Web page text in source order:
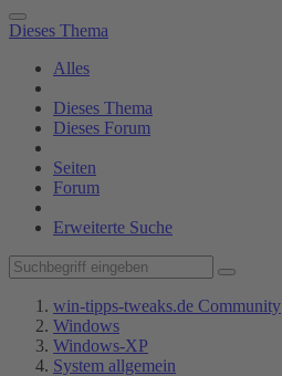
Dieses Thema
Alles
Dieses Thema
Dieses Forum
Seiten
Forum
Erweiterte Suche
win-tipps-tweaks.de Community
Windows
Windows-XP
System allgemein